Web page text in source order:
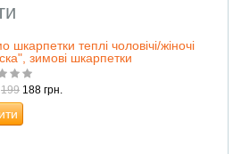
шкарпетки теплі чоловічі/жіночі
зимові шкарпетки
199 188 грн.